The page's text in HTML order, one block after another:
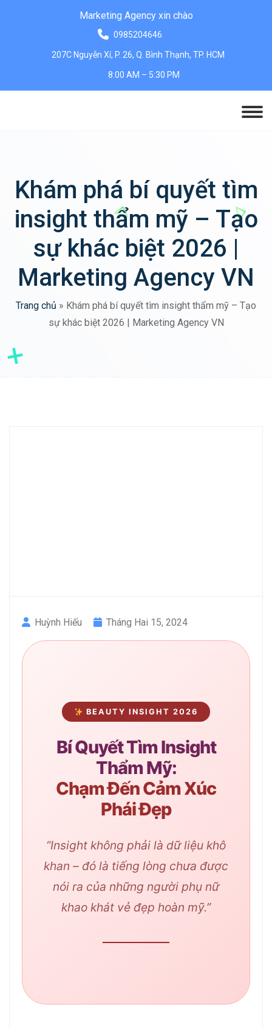
Marketing Agency xin chào
0985204646
207C Nguyễn Xí, P. 26, Q. Bình Thạnh, TP. HCM
8:00 AM – 5:30 PM
Khám phá bí quyết tìm
insight thẩm mỹ – Tạo
sự khác biệt 2026 |
Marketing Agency VN
Trang chủ » Khám phá bí quyết tìm insight thẩm mỹ – Tạo
sự khác biệt 2026 | Marketing Agency VN
Huỳnh Hiếu Tháng Hai 15, 2024
BEAUTY INSIGHT 2026
Bí Quyết Tìm Insight
Thẩm Mỹ:
Chạm Đến Cảm Xúc
Phái Đẹp
“Insight không phải là dữ liệu khô
khan – đó là tiếng lòng chưa được
nói ra của những người phụ nữ
khao khát vẻ đẹp hoàn mỹ.”